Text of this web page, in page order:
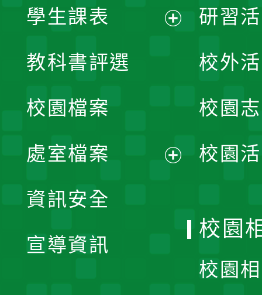
學生課表
單
教科書評選
校園檔案
處室檔案
資訊安全
宣導資訊
研習
校外
校園
校園
校園
校園